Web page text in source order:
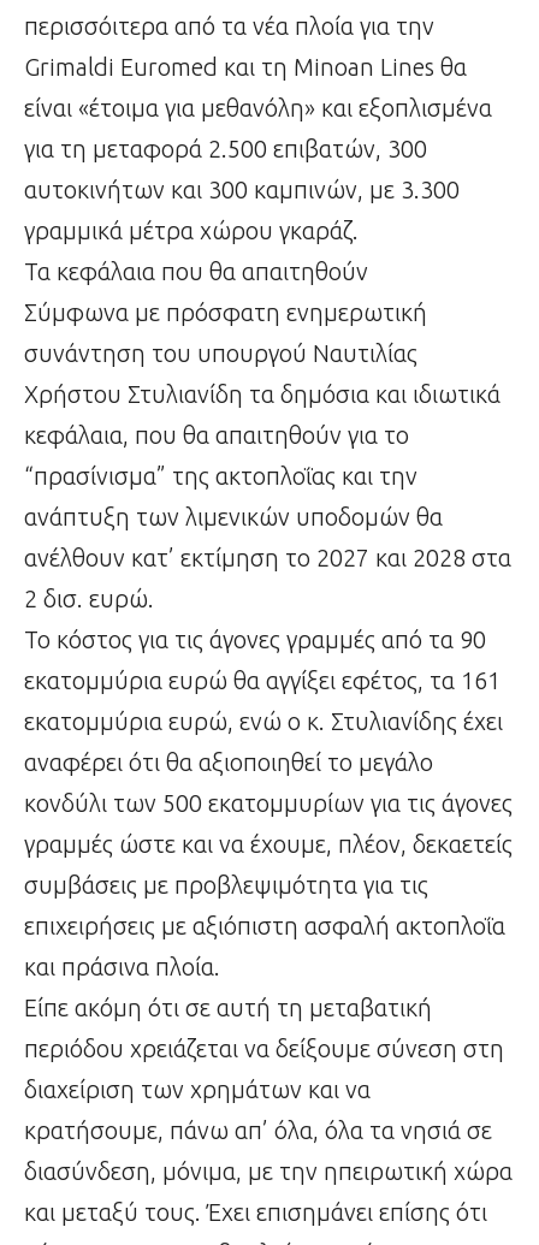
περισσόιτερα από τα νέα πλοία για την
Grimaldi Euromed και τη Minoan Lines θα
είναι «έτοιμα για μεθανόλη» και εξοπλισμένα
για τη μεταφορά 2.500 επιβατών, 300
αυτοκινήτων και 300 καμπινών, με 3.300
γραμμικά μέτρα χώρου γκαράζ.
Τα κεφάλαια που θα απαιτηθούν
Σύμφωνα με πρόσφατη ενημερωτική
συνάντηση του υπουργού Ναυτιλίας
Χρήστου Στυλιανίδη τα δημόσια και ιδιωτικά
κεφάλαια, που θα απαιτηθούν για το
“πρασίνισμα” της ακτοπλοΐας και την
ανάπτυξη των λιμενικών υποδομών θα
ανέλθουν κατ’ εκτίμηση το 2027 και 2028 στα
2 δισ. ευρώ.
Το κόστος για τις άγονες γραμμές από τα 90
εκατομμύρια ευρώ θα αγγίξει εφέτος, τα 161
εκατομμύρια ευρώ, ενώ ο κ. Στυλιανίδης έχει
αναφέρει ότι θα αξιοποιηθεί το μεγάλο
κονδύλι των 500 εκατομμυρίων για τις άγονες
γραμμές ώστε και να έχουμε, πλέον, δεκαετείς
συμβάσεις με προβλεψιμότητα για τις
επιχειρήσεις με αξιόπιστη ασφαλή ακτοπλοΐα
και πράσινα πλοία.
Είπε ακόμη ότι σε αυτή τη μεταβατική
περιόδου χρειάζεται να δείξουμε σύνεση στη
διαχείριση των χρημάτων και να
κρατήσουμε, πάνω απ’ όλα, όλα τα νησιά σε
διασύνδεση, μόνιμα, με την ηπειρωτική χώρα
και μεταξύ τους. Έχει επισημάνει επίσης ότι